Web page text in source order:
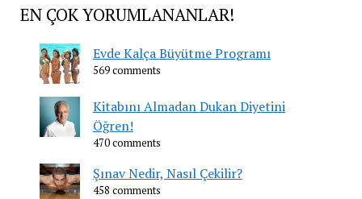
EN ÇOK YORUMLANANLAR!
Evde Kalça Büyütme Programı
569 comments
Kitabını Almadan Dukan Diyetini
Öğren!
470 comments
Şınav Nedir, Nasıl Çekilir?
458 comments